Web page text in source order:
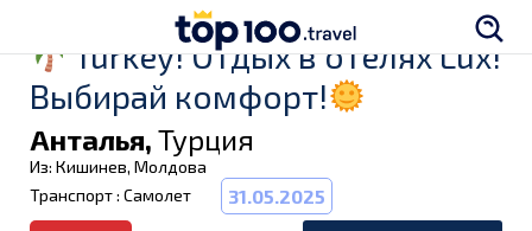
Turkey! Отдых в отелях Lux!
Выбирай комфорт!
Анталья, Турция
Из: Кишинев, Молдова
Транспорт : Самолет
31.05.2025